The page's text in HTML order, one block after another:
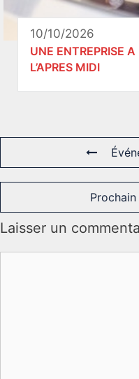
10/10/2026
UNE ENTREPRISE A
L’APRES MIDI
Laisser un